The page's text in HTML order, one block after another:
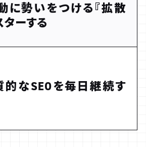
に勢いをつける『拡散
ターする
的なSEOを毎日継続す